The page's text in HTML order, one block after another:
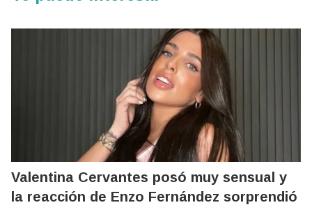
Valentina Cervantes posó muy sensual y
la reacción de Enzo Fernández sorprendió